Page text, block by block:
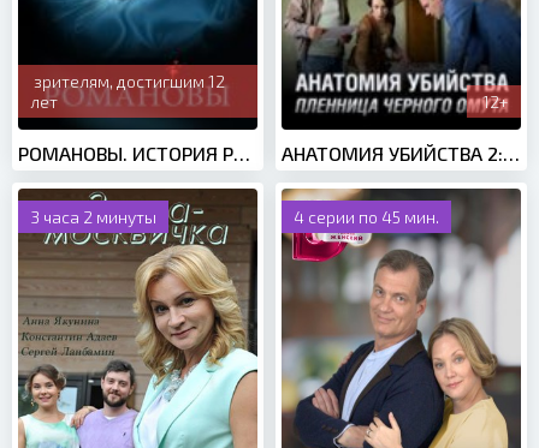
зрителям, достигшим 12
лет
12+
3 часа 2 минуты 4 серии по 45 мин.